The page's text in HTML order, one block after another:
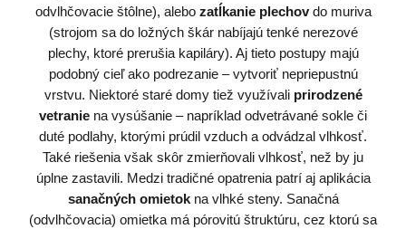
odvlhčovacie štôlne), alebo zatĺkanie plechovdo muriva
(strojom sa do ložných škár nabíjajú tenké nerezové
plechy, ktoré prerušia kapiláry). Aj tieto postupy majú
podobný cieľ ako podrezanie – vytvoriť nepriepustnú
vrstvu. Niektoré staré domy tiež využívali prirodzené
vetranie na vysúšanie – napríklad odvetrávané sokle či
duté podlahy, ktorými prúdil vzduch a odvádzal vlhkosť.
Také riešenia však skôr zmierňovali vlhkosť, než by ju
úplne zastavili. Medzi tradičné opatrenia patrí aj aplikácia
sanačných omietokna vlhké steny. Sanačná
(odvlhčovacia) omietka má pórovitú štruktúru, cez ktorú sa